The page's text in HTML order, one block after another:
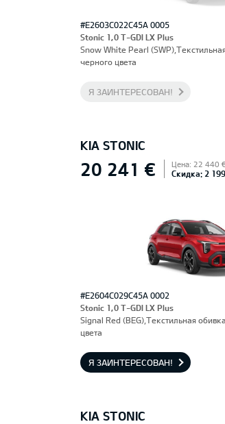
#E2603C022C45A 0005
Stonic 1,0 T-GDI LX Plus
Snow White Pearl
черного цвета
Я ЗАИНТЕРЕСОВАН!
KIA STONIC
20 241 € Цена: 22 440 €
Скидка: 2
#E2604C029C45A 0002
Stonic 1,0 T-GDI LX Plus
Signal Red (BEG),Текстильная
цвета
Я ЗАИНТЕРЕСОВАН!
KIA STONIC